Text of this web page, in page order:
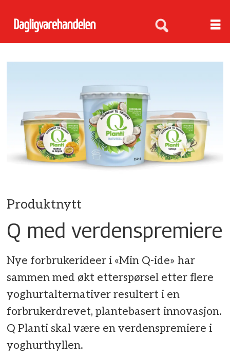
Produktnytt
Q med verdenspremiere
Nye forbrukerideer i «Min Q-ide» har
sammen med økt etterspørsel etter flere
yoghurtalternativer resultert i en
forbrukerdrevet, plantebasert innovasjon.
Q Planti skal være en verdenspremiere i
yoghurthyllen.